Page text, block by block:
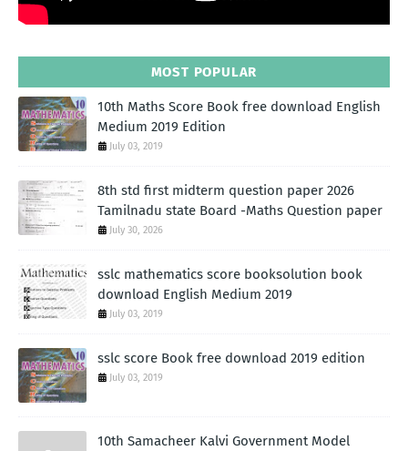
MOST POPULAR
10th Maths Score Book free download English
Medium 2019 Edition
July 03, 2019
8th std first midterm question paper 2026
Tamilnadu state Board -Maths Question paper
July 30, 2026
sslc mathematics score booksolution book
download English Medium 2019
July 03, 2019
sslc score Book free download 2019 edition
July 03, 2019
10th Samacheer Kalvi Government Model